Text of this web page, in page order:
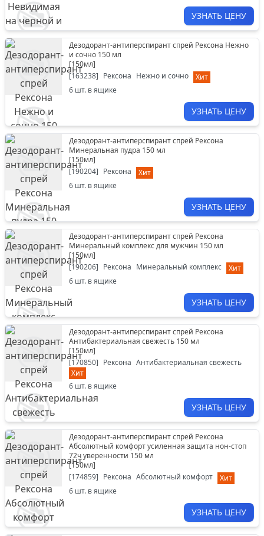
УЗНАТЬ ЦЕНУ
Дезодорант-антиперспирант спрей Рексона Нежно
и сочно 150 мл
[150мл]
[163238] Рексона Нежно и сочно
Хит
6 шт. в ящике
УЗНАТЬ ЦЕНУ
Дезодорант-антиперспирант спрей Рексона
Минеральная пудра 150 мл
[150мл]
[190204] Рексона
Хит
6 шт. в ящике
УЗНАТЬ ЦЕНУ
Дезодорант-антиперспирант спрей Рексона
Минеральный комплекс для мужчин 150 мл
[150мл]
[190206] Рексона Минеральный комплекс
Хит
6 шт. в ящике
УЗНАТЬ ЦЕНУ
Дезодорант-антиперспирант спрей Рексона
Антибактериальная свежесть 150 мл
[150мл]
[170850] Рексона Антибактериальная свежесть
Хит
6 шт. в ящике
УЗНАТЬ ЦЕНУ
Дезодорант-антиперспирант спрей Рексона
Абсолютный комфорт усиленная защита нон-стоп
72ч уверенности 150 мл
[150мл]
[174859] Рексона Абсолютный комфорт
Хит
6 шт. в ящике
УЗНАТЬ ЦЕНУ